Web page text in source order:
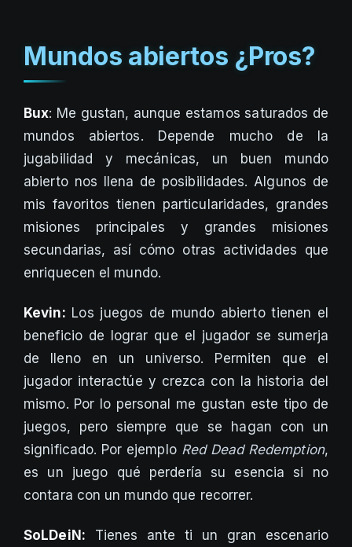
Mundos abiertos ¿Pros?
Bux: Me gustan, aunque estamos saturados de
mundos abiertos. Depende mucho de la
jugabilidad y mecánicas, un buen mundo
abierto nos llena de posibilidades. Algunos de
mis favoritos tienen particularidades, grandes
misiones principales y grandes misiones
secundarias, así cómo otras actividades que
enriquecen el mundo.
Kevin: Los juegos de mundo abierto tienen el
beneficio de lograr que el jugador se sumerja
de lleno en un universo. Permiten que el
jugador interactúe y crezca con la historia del
mismo. Por lo personal me gustan este tipo de
juegos, pero siempre que se hagan con un
significado. Por ejemplo Red Dead Redemption,
es un juego qué perdería su esencia si no
contara con un mundo que recorrer.
SoLDeiN: Tienes ante ti un gran escenario